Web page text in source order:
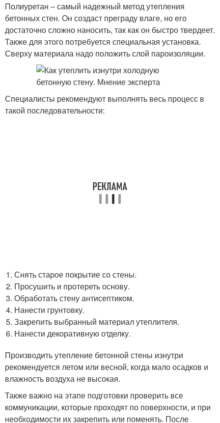
Полиуретан – самый надежный метод утепления
бетонных стен. Он создаст преграду влаге, но его
достаточно сложно наносить, так как он быстро твердеет.
Также для этого потребуется специальная установка.
Сверху материала надо положить слой пароизоляции.
Специалисты рекомендуют выполнять весь процесс в
такой последовательности:
Снять старое покрытие со стены.
Просушить и протереть основу.
Обработать стену антисептиком.
Нанести грунтовку.
Закрепить выбранный материал утеплителя.
Нанести декоративную отделку.
Производить утепление бетонной стены изнутри
рекомендуется летом или весной, когда мало осадков и
влажность воздуха не высокая.
Также важно на этапе подготовки проверить все
коммуникации, которые проходят по поверхности, и при
необходимости их закрепить или поменять. После